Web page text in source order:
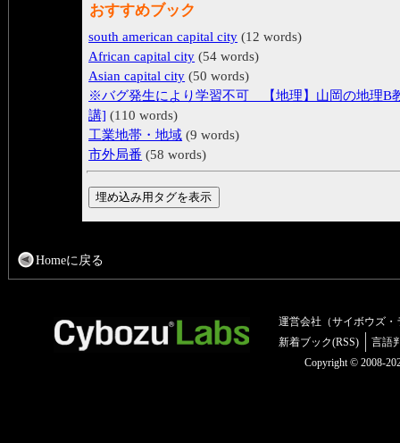
おすすめブック
south american capital city (12 words)
African capital city (54 words)
Asian capital city (50 words)
※バグ発生により学習不可＿【地理】山岡の地理B
講] (110 words)
工業地帯・地域 (9 words)
市外局番 (58 words)
Homeに戻る
運営会社（サイボウズ・
新着ブック(RSS)
言語
Copyright © 2008-